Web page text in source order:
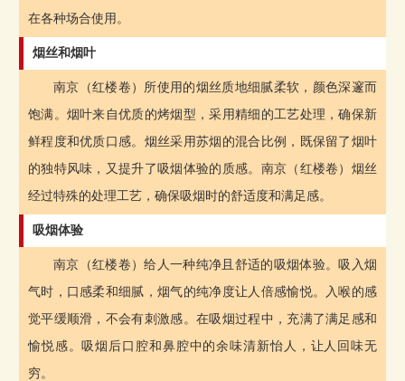
在各种场合使用。
烟丝和烟叶
南京（红楼卷）所使用的烟丝质地细腻柔软，颜色深邃而
饱满。烟叶来自优质的烤烟型，采用精细的工艺处理，确保新
鲜程度和优质口感。烟丝采用苏烟的混合比例，既保留了烟叶
的独特风味，又提升了吸烟体验的质感。南京（红楼卷）烟丝
经过特殊的处理工艺，确保吸烟时的舒适度和满足感。
吸烟体验
南京（红楼卷）给人一种纯净且舒适的吸烟体验。吸入烟
气时，口感柔和细腻，烟气的纯净度让人倍感愉悦。入喉的感
觉平缓顺滑，不会有刺激感。在吸烟过程中，充满了满足感和
愉悦感。吸烟后口腔和鼻腔中的余味清新怡人，让人回味无
穷。